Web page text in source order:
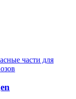
части для